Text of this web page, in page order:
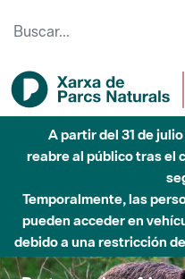
A partir del 31 de
reabre al público tras el
Temporalmente, las
pueden acceder en
debido a una restricción